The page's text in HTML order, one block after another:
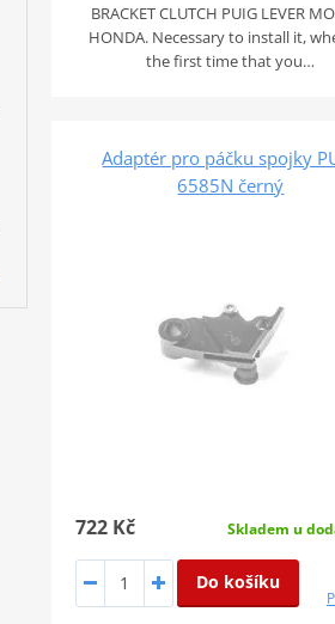
BRACKET CLUTCH PUIG LEVER
HONDA. Necessary to install it,
the first time that you…
Adaptér pro páčku spojky
6585N černý
722 Kč Skladem u
Do košíku